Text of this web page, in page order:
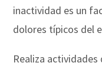
inactividad es un
dolores típicos del
Realiza